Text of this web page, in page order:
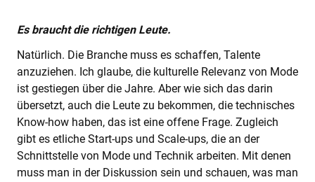
Es braucht die richtigen Leute.
Natürlich. Die Branche muss es schaffen, Talente
anzuziehen. Ich glaube, die kulturelle Relevanz von Mode
ist gestiegen über die Jahre. Aber wie sich das darin
übersetzt, auch die Leute zu bekommen, die technisches
Know-how haben, das ist eine offene Frage. Zugleich
gibt es etliche Start-ups und Scale-ups, die an der
Schnittstelle von Mode und Technik arbeiten. Mit denen
muss man in der Diskussion sein und schauen, was man